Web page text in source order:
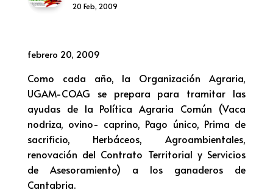
20 Feb, 2009
febrero 20, 2009
Como cada año, la Organización Agraria,
UGAM-COAG se prepara para tramitar las
ayudas de la Política Agraria Común (Vaca
nodriza, ovino- caprino, Pago único, Prima de
sacrificio, Herbáceos, Agroambientales,
renovación del Contrato Territorial y Servicios
de Asesoramiento) a los ganaderos de
Cantabria.